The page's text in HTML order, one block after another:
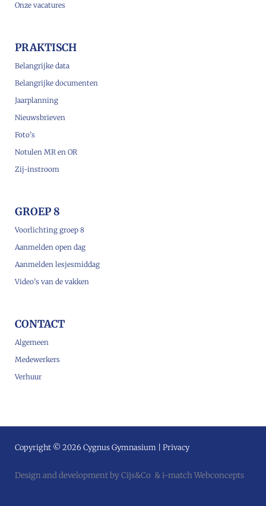
Onze vacatures
PRAKTISCH
Belangrijke data
Belangrijke documenten
Jaarplanning
Nieuwsbrieven
Foto’s
Notulen MR en OR
Zij-instroom
GROEP 8
Voorlichting groep 8
Aanmelden open dag
Aanmelden lesjesmiddag
Video’s van de vakken
CONTACT
Algemeen
Medewerkers
Verhuur
Copyright © 2026 Cygnus Gymnasium | Privacy
Design and development by Cijs&Co &i-match Webconcepts